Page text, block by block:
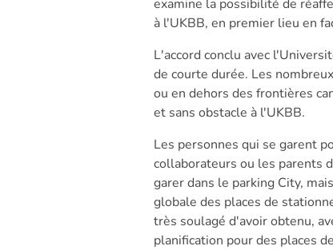
examine la possibilité de
à l'UKBB, en premier lieu en
L'accord conclu avec
de courte durée. Les
ou en dehors des frontières
et sans obstacle à l'UKBB.
Les personnes qui se garent
collaborateurs ou les parents
garer dans le parking City,
globale des places de
très soulagé d'avoir obtenu,
planification pour des places